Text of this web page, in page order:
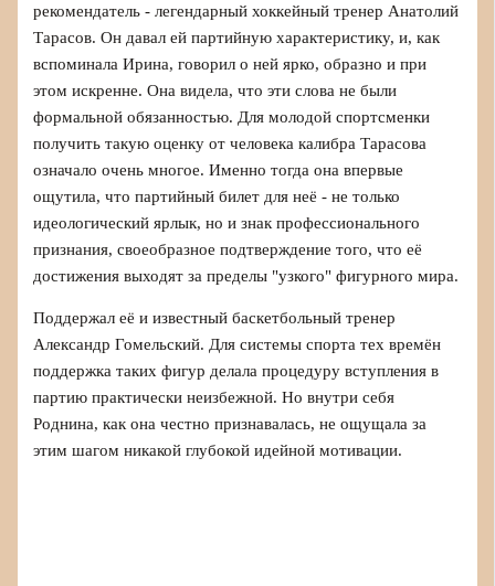
рекомендатель - легендарный хоккейный тренер Анатолий
Тарасов. Он давал ей партийную характеристику, и, как
вспоминала Ирина, говорил о ней ярко, образно и при
этом искренне. Она видела, что эти слова не были
формальной обязанностью. Для молодой спортсменки
получить такую оценку от человека калибра Тарасова
означало очень многое. Именно тогда она впервые
ощутила, что партийный билет для неё - не только
идеологический ярлык, но и знак профессионального
признания, своеобразное подтверждение того, что её
достижения выходят за пределы "узкого" фигурного мира.
Поддержал её и известный баскетбольный тренер
Александр Гомельский. Для системы спорта тех времён
поддержка таких фигур делала процедуру вступления в
партию практически неизбежной. Но внутри себя
Роднина, как она честно признавалась, не ощущала за
этим шагом никакой глубокой идейной мотивации.